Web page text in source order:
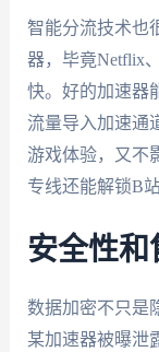
智能分流技术也
器，毕竟Netflix
快。好的加速器
流量导入加速通
游戏体验，又不
专线还能解锁B
安全性和
数据加密不只是
某加速器被曝泄